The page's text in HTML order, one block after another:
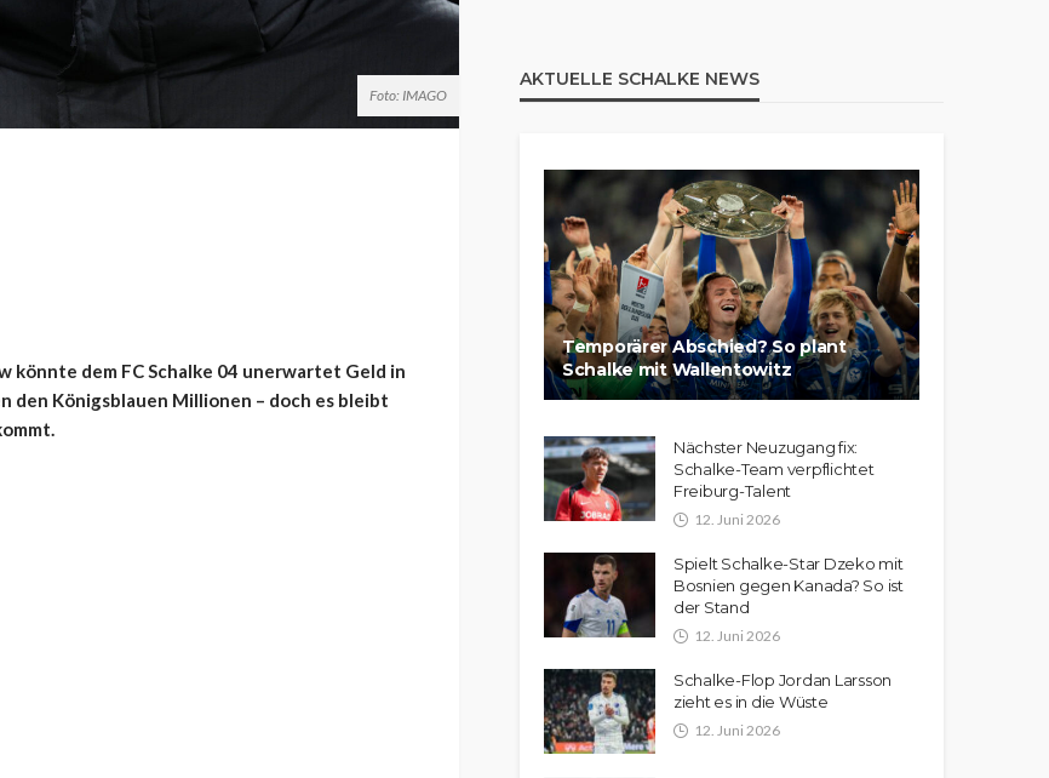
Foto: IMAGO
könnte dem FC Schalke 04 unerwartet Geld in
den Königsblauen Millionen – doch es bleibt
AKTUELLE SCHALKE NEWS
Temporärer Abschied? So plant
Schalke mit Wallentowitz
Nächster Neuzugang fix:
Schalke-Team verpflichtet
Freiburg-Talent
12. Juni 2026
Spielt Schalke-Star Dzeko mit
Bosnien gegen Kanada? So ist
der Stand
12. Juni 2026
Schalke-Flop Jordan Larsson
zieht es in die Wüste
12. Juni 2026